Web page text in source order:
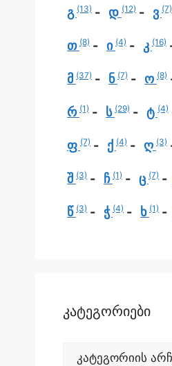
გ (13) დ (12) ვ (7)
თ (8) ი (4) კ (16)
მ (37) ნ (7) ო (8)
რ (1) ს (29) ტ (4)
ფ (7) ქ (4) ღ (3)
შ (3) ჩ (1) ც (7)
წ (3) ჭ (4) ხ (1)
კატეგორიები